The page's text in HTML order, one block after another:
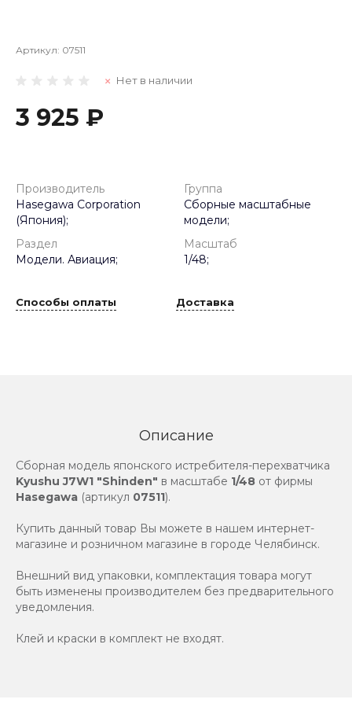
Артикул: 07511
Нет в наличии
3 925 ₽
Производитель
Hasegawa Corporation
(Япония);
Группа
Сборные масштабные
модели;
Раздел
Модели. Авиация;
Масштаб
1/48;
Способы оплаты Доставка
Описание
Сборная модель японского истребителя-перехватчика
Kyushu J7W1 "Shinden" в масштабе 1/48 от фирмы
Hasegawa (артикул 07511).
Купить данный товар Вы можете в нашем интернет-
магазине и розничном магазине в городе Челябинск.
Внешний вид упаковки, комплектация товара могут
быть изменены производителем без предварительного
уведомления.
Клей и краски в комплект не входят.